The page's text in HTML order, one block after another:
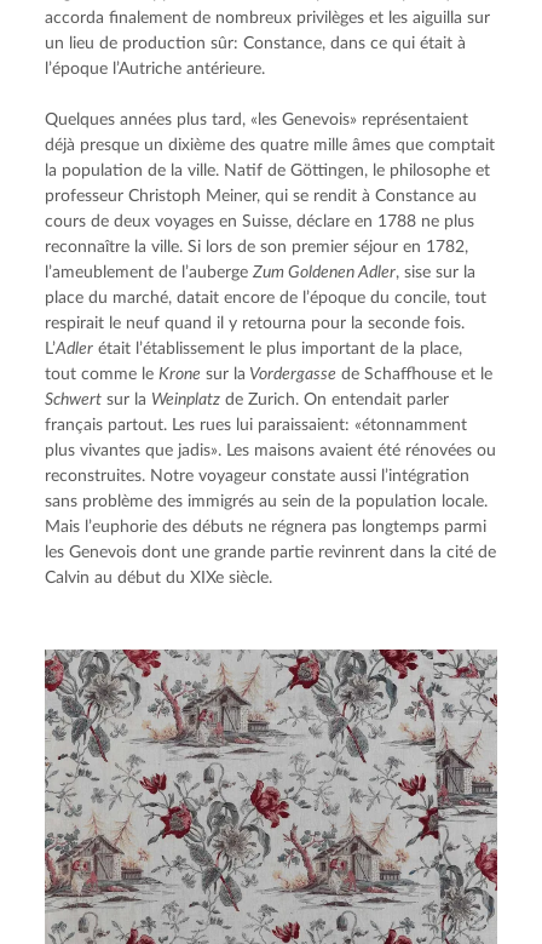
accorda finalement de nombreux privilèges et les aiguilla sur
un lieu de production sûr: Constance, dans ce qui était à
l’époque l’Autriche antérieure.
Quelques années plus tard, «les Genevois» représentaient
déjà presque un dixième des quatre mille âmes que comptait
la population de la ville. Natif de Göttingen, le philosophe et
professeur Christoph Meiner, qui se rendit à Constance au
cours de deux voyages en Suisse, déclare en 1788 ne plus
reconnaître la ville. Si lors de son premier séjour en 1782,
l’ameublement de l’auberge Zum Goldenen Adler, sise sur la
place du marché, datait encore de l’époque du concile, tout
respirait le neuf quand il y retourna pour la seconde fois.
L’Adler était l’établissement le plus important de la place,
tout comme le Krone sur la Vordergasse
Schwert sur la Weinplatz de Zurich. On entendait parler
français partout. Les rues lui paraissaient: «étonnamment
plus vivantes que jadis». Les maisons avaient été rénovées ou
reconstruites. Notre voyageur constate aussi l’intégration
sans problème des immigrés au sein de la population locale.
Mais l’euphorie des débuts ne régnera pas longtemps parmi
les Genevois dont une grande partie revinrent dans la cité de
Calvin au début du XIXe siècle.